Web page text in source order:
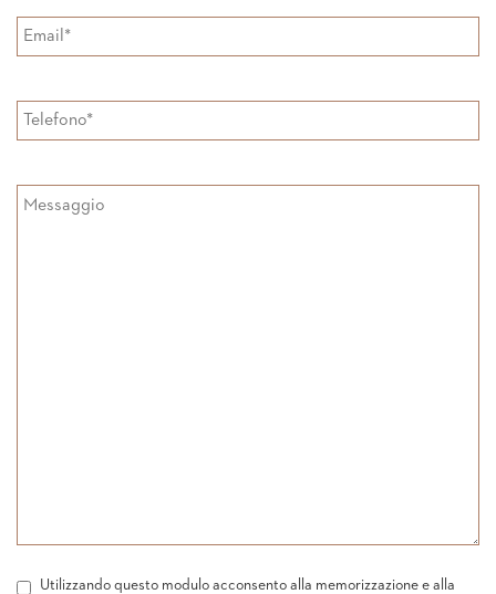
Utilizzando questo modulo acconsento alla memorizzazione e alla